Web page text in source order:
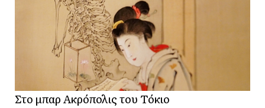
Στο μπαρ Ακρόπολις του Τόκιο